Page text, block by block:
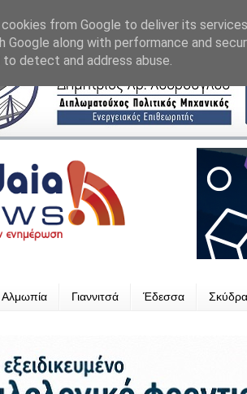
Αλμωπία Γιαννιτσά Έδεσσα Σκύδρα
from Google to deliver its
Google along with performance and
detect and address abuse.